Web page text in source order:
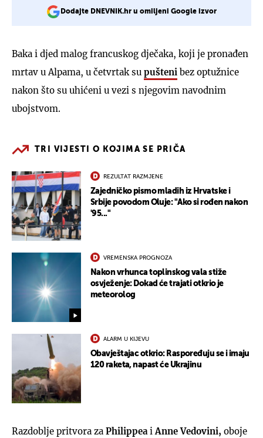
Dodajte DNEVNIK.hr u omiljeni Google izvor
Baka i djed malog francuskog dječaka, koji je pronađen
mrtav u Alpama, u četvrtak su pušteni bez optužnice
nakon što su uhićeni u vezi s njegovim navodnim
ubojstvom.
TRI VIJESTI O KOJIMA SE PRIČA
REZULTAT RAZMJENE
Zajedničko pismo mladih iz Hrvatske i
Srbije povodom Oluje: "Ako si rođen nakon
'95..."
VREMENSKA PROGNOZA
Nakon vrhunca toplinskog vala stiže
osvježenje: Dokad će trajati otkrio je
meteorolog
ALARM U KIJEVU
Obavještajac otkrio: Raspoređuju se i imaju
120 raketa, napast će Ukrajinu
Razdoblje pritvora za Philippea i Anne Vedovini, oboje